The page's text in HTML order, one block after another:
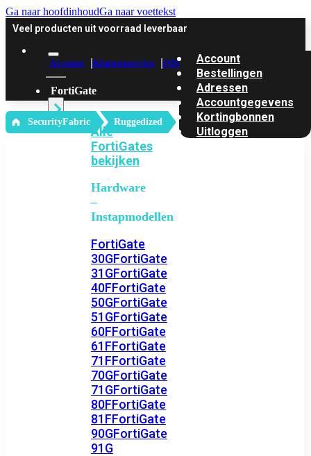
Ga naar hoofdinhoudGa naar voettekst
Veel producten uit voorraad leverbaar
Account Klantenservice Offerte
FortiGate
Alle
FortiGates
bekijken
Hardware
–
Instapmodellen
FortiGate
30GFortiGate
31GFortiGate
40FFortiGate
50GFortiGate
51GFortiGate
60FFortiGate
61FFortiGate
71FFortiGate
70GFortiGate
71GFortiGate
80FFortiGate
81FFortiGate
90GFortiGate
91G
Account
Bestellingen
Adressen
Accountgegevens
Kortingbonnen
Uitloggen
‎ SecurityFabric Ruggedized